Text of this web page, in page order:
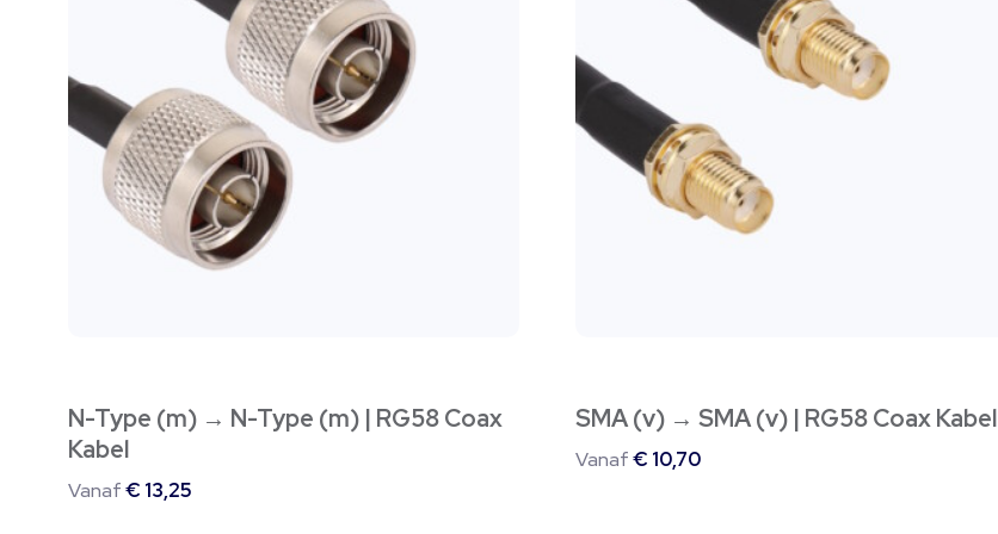
Deze
optie
kan
gekozen
worden
N-Type (m) → N-Type (m) | RG58 Coax
Kabel
Vanaf€ 13,25
Deze
optie
kan
gekozen
SMA (v) → SMA (v) | RG58 Coax Kabel
Vanaf€ 10,70